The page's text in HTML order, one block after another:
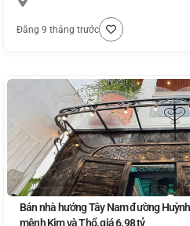
Đăng 9 tháng trước
Bán nhà hướng Tây Nam đường
mệnh Kim và Thổ, giá 6.98 tỷ